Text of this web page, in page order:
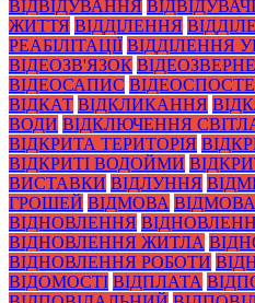
ВІДВІДУВАННЯ ВІДВІДУВАЧІ
ЖИТТЯ ВІДДІЛЕННЯ
РЕАБІЛІТАЦІЇ ВІДДІЛЕННЯ
ВІДЕОЗВ'ЯЗОК
ВІДЕОСАПИС
ВІДКАТ ВІДКЛИКАННЯ
ВОДИ ВІДКЛЮЧЕННЯ
ВІДКРИТА ТЕРИТОРІЯ
ВІДКРИТІ ВОДОЙМИ
ВИСТАВКИ ВІДЛУННЯ
ГРОШЕЙ ВІДМОВА
ВІДНОВЛЕННЯ
ВІДНОВЛЕННЯ ЖИТЛА
ВІДНОВЛЕННЯ РОБОТИ
ВІДОМОСТІ ВІДПЛАТА